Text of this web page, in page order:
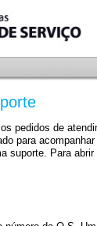
pedidos de
para
suporte. Para